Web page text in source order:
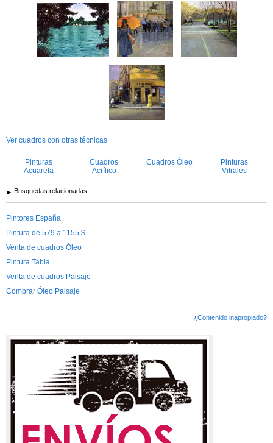
Ver cuadros con otras técnicas
Pinturas
Acuarela
Cuadros
Acrílico
Cuadros Óleo
Pinturas
Vitrales
Busquedas relacionadas
Pintores España
Pintura de 579 a 1155 $
Venta de cuadros Óleo
Pintura Tabla
Venta de cuadros Paisaje
Comprar Óleo Paisaje
¿Contenido inapropiado?